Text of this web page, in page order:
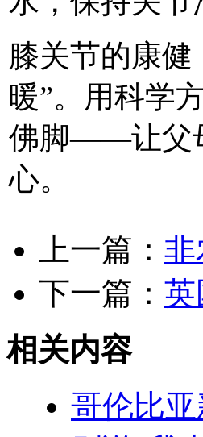
膝关节的康健
暖”。用科学
佛脚——让父
心。
上一篇： 非
下一篇： 英
相关内容
哥伦比